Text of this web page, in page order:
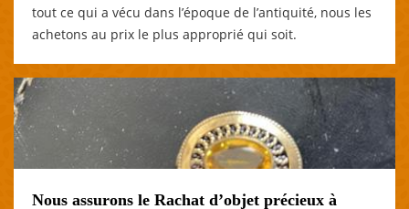
tout ce qui a vécu dans l’époque de l’antiquité, nous les
achetons au prix le plus approprié qui soit.
Nous assurons le Rachat d’objet précieux à